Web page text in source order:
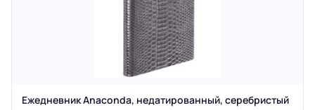
Ежедневник Anaconda, недатированный, серебристый